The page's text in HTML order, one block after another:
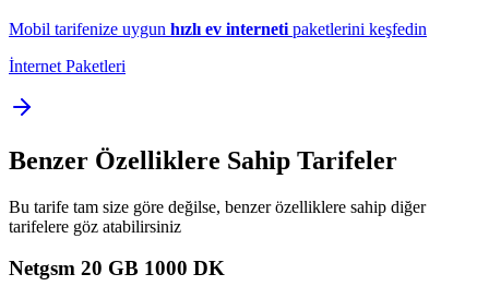
Mobil tarifenize uygun hızlı ev interneti paketlerini keşfedin
İnternet Paketleri
Benzer Özelliklere Sahip Tarifeler
Bu tarife tam size göre değilse, benzer özelliklere sahip diğer
tarifelere göz atabilirsiniz
Netgsm 20 GB 1000 DK